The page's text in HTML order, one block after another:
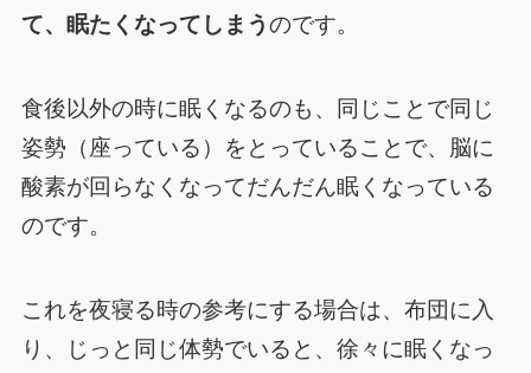
て、眠たくなってしまうのです。
食後以外の時に眠くなるのも、同じことで同じ
姿勢（座っている）をとっていることで、脳に
酸素が回らなくなってだんだん眠くなっている
のです。
これを夜寝る時の参考にする場合は、布団に入
り、じっと同じ体勢でいると、徐々に眠くなっ